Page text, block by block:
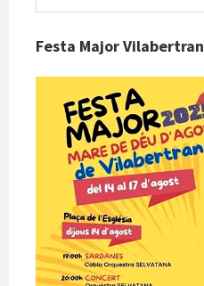
Festa Major Vilabertran